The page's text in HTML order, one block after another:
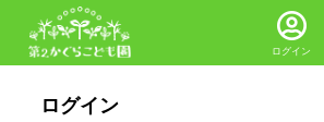
ログイン
ログイン